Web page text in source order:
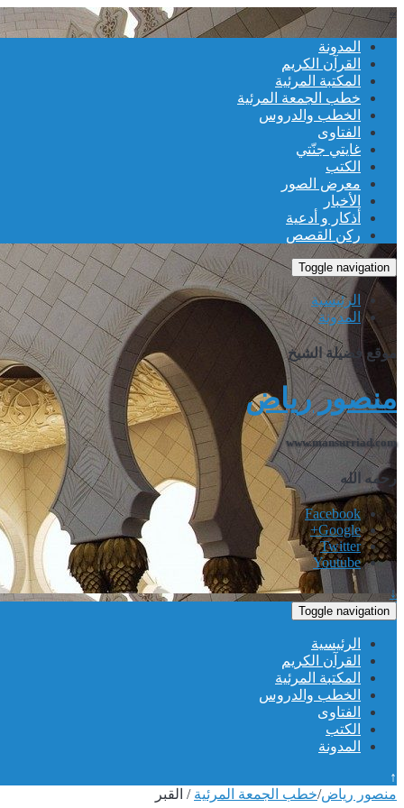
≡
المدونة
القرآن الكريم
المكتبة المرئية
خطب الجمعة المرئية
الخطب والدروس
الفتاوى
غايتي جنّتي
الكتب
معرض الصور
الأخبار
أذكار و أدعية
ركن القصص
Toggle navigation
الرئيسية
المدونة
موقع فضيلة الشيخ
منصور رياض
www.mansurriad.com
رحمه الله
Facebook
Google+
Twitter
Youtube
↓
Toggle navigation
الرئيسية
القرآن الكريم
المكتبة المرئية
الخطب والدروس
الفتاوى
الكتب
المدونة
↑
منصور رياض/خطب الجمعة المرئية / القبر